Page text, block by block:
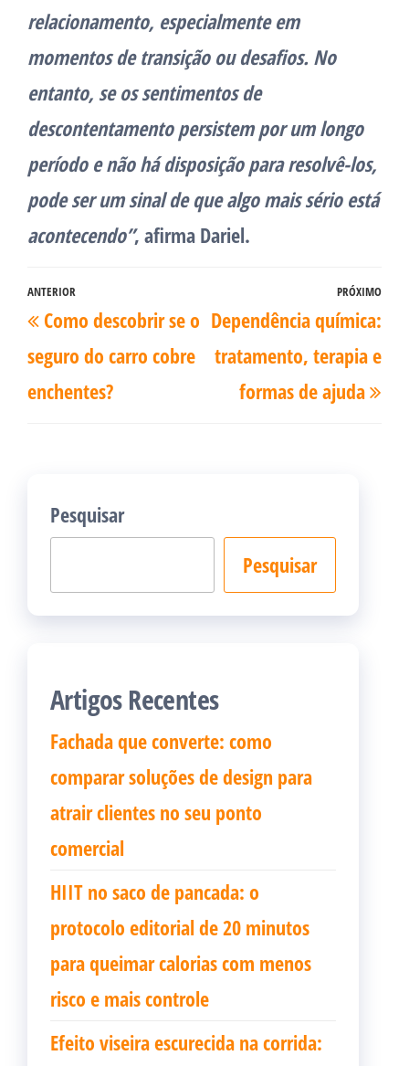
relacionamento, especialmente em
momentos de transição ou desafios. No
entanto, se os sentimentos de
descontentamento persistem por um longo
período e não há disposição para resolvê-los,
pode ser um sinal de que algo mais sério está
acontecendo”, afirma Dariel.
Navegação
de
Post
Post
anterior
ANTERIOR
Como descobrir se o
seguro do carro cobre
enchentes?
PRÓXIMO
Dependência química:
tratamento, terapia e
formas de ajuda
Pesquisar
Pesquisar
Artigos Recentes
Fachada que converte: como
comparar soluções de design para
atrair clientes no seu ponto
comercial
HIIT no saco de pancada: o
protocolo editorial de 20 minutos
para queimar calorias com menos
risco e mais controle
Efeito viseira escurecida na corrida: